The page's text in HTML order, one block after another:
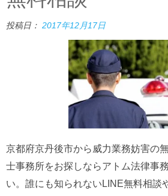
投稿日： 2017年12月17日
京都府京丹後市から威力業務妨害の
士事務所をお探しならアトム法律事
い。誰にも知られないLINE無料相談